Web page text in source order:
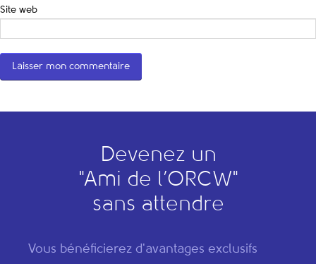
Site web
Devenez un
"Ami de l’ORCW"
sans attendre
Vous bénéficierez d'avantages exclusifs